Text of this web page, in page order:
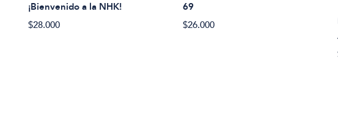
¡Bienvenido a la NHK!
$28.000
69
$26.000